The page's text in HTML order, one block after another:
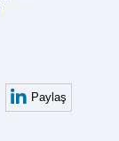
Paylaş